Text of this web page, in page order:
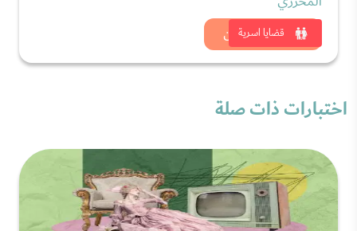
قضايا اسرية
شاهد الان
اختبارات ذات صلة